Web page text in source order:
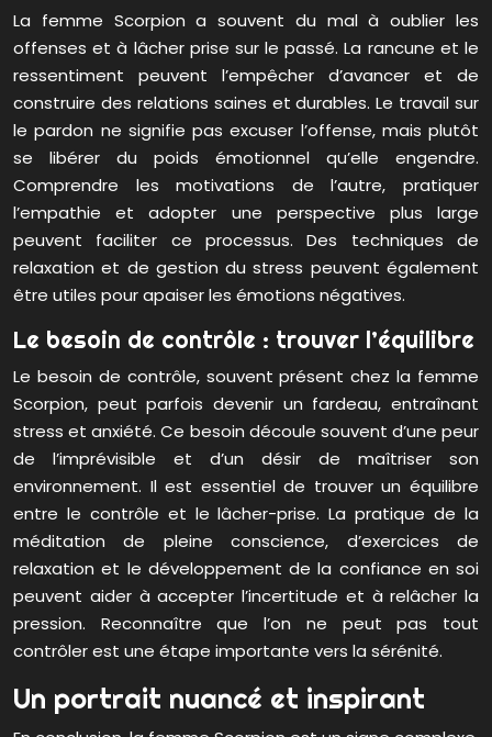
La femme Scorpion a souvent du mal à oublier les
offenses et à lâcher prise sur le passé. La rancune et le
ressentiment peuvent l’empêcher d’avancer et de
construire des relations saines et durables. Le travail sur
le pardon ne signifie pas excuser l’offense, mais plutôt
se libérer du poids émotionnel qu’elle engendre.
Comprendre les motivations de l’autre, pratiquer
l’empathie et adopter une perspective plus large
peuvent faciliter ce processus. Des techniques de
relaxation et de gestion du stress peuvent également
être utiles pour apaiser les émotions négatives.
Le besoin de contrôle : trouver l’équilibre
Le besoin de contrôle, souvent présent chez la femme
Scorpion, peut parfois devenir un fardeau, entraînant
stress et anxiété. Ce besoin découle souvent d’une peur
de l’imprévisible et d’un désir de maîtriser son
environnement. Il est essentiel de trouver un équilibre
entre le contrôle et le lâcher-prise. La pratique de la
méditation de pleine conscience, d’exercices de
relaxation et le développement de la confiance en soi
peuvent aider à accepter l’incertitude et à relâcher la
pression. Reconnaître que l’on ne peut pas tout
contrôler est une étape importante vers la sérénité.
Un portrait nuancé et inspirant